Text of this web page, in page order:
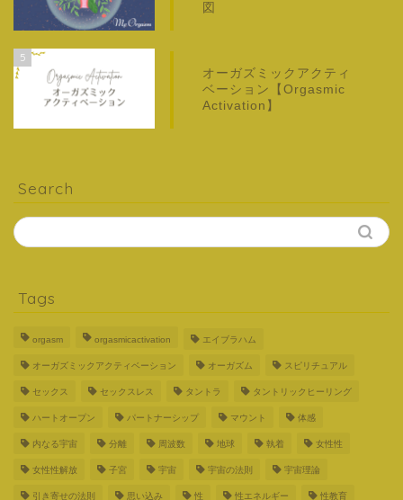
図
5
オーガズミックアクティ
ベーション【Orgasmic
Activation】
Search
Tags
orgasm orgasmicactivation エイブラハム
オーガズミックアクティベーション オーガズム スピリチュアル
セックス セックスレス タントラ タントリックヒーリング
ハートオープン パートナーシップ マウント 体感
内なる宇宙 分離 周波数 地球 執着 女性性
女性性解放 子宮 宇宙 宇宙の法則 宇宙理論
引き寄せの法則 思い込み 性 性エネルギー 性教育